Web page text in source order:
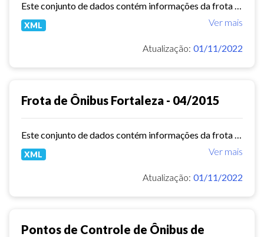
Ver mais
XML
Atualização: 01/11/2022
Frota de Ônibus Fortaleza - 04/2015
Ver mais
XML
Atualização: 01/11/2022
Pontos de Controle de Ônibus de